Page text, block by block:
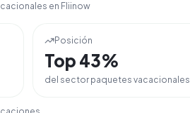
en Fliinow
Posición
Top 43%
del sector paquetes vacacionales